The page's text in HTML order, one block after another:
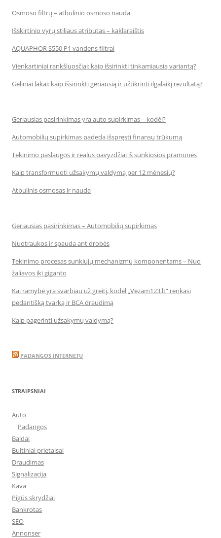
Osmoso filtrų – atbulinio osmoso nauda
Išskirtinio vyrų stiliaus atributas – kaklaraištis
AQUAPHOR S550 P1 vandens filtrai
Vienkartiniai rankšluosčiai: kaip išsirinkti tinkamiausią variantą?
Geliniai lakai: kaip išsirinkti geriausią ir užtikrinti ilgalaikį rezultatą?
Geriausias pasirinkimas yra auto supirkimas – kodėl?
Automobilių supirkimas padeda išspręsti finansų trūkumą
Tekinimo paslaugos ir realūs pavyzdžiai iš sunkiosios pramonės
Kaip transformuoti užsakymų valdymą per 12 mėnesių?
Atbulinis osmosas ir nauda
Geriausias pasirinkimas – Automobilių supirkimas
Nuotraukos ir spauda ant drobės
Tekinimo procesas sunkiųjų mechanizmų komponentams – Nuo
žaliavos iki giganto
Kai ramybė yra svarbiau už greitį, kodėl „Vezam123.lt“ renkasi
pedantišką tvarką ir BCA draudimą
Kaip pagerinti užsakymų valdymą?
PADANGOS INTERNETU
STRAIPSNIAI
Auto
Padangos
Baldai
Buitiniai prietaisai
Draudimas
Signalizacija
Kava
Pigūs skrydžiai
Bankrotas
SEO
Annonser